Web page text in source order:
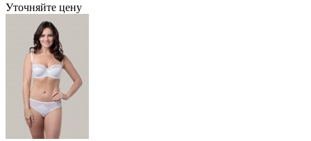
Уточняйте цену